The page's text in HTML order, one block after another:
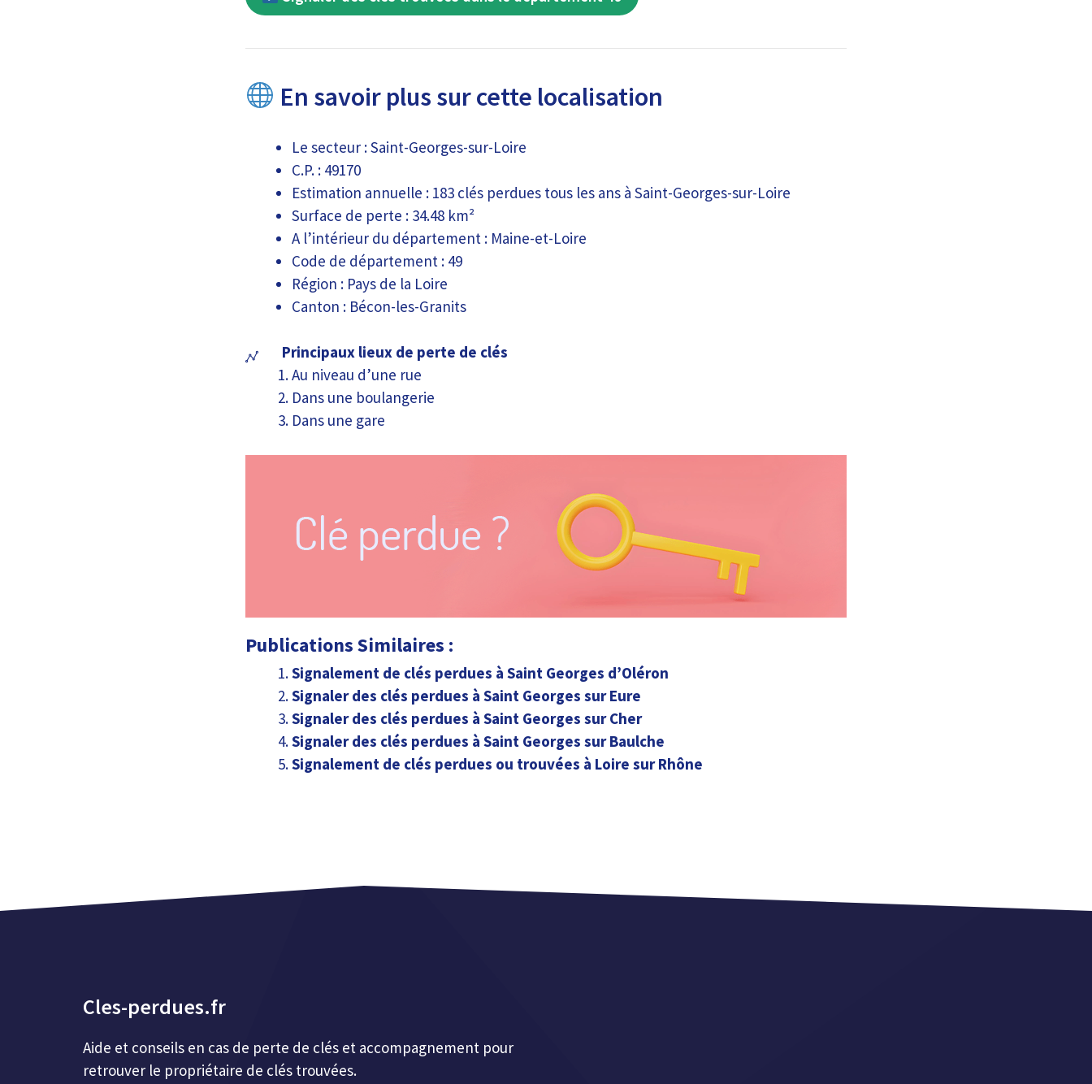
En savoir plus sur cette localisation
Le secteur : Saint-Georges-sur-Loire
C.P. : 49170
Estimation annuelle : 183 clés perdues tous les ans à Saint-Georges-sur-Loire
Surface de perte : 34.48 km²
A l’intérieur du département : Maine-et-Loire
Code de département : 49
Région : Pays de la Loire
Canton : Bécon-les-Granits
Principaux lieux de perte de clés
Au niveau d’une rue
Dans une boulangerie
Dans une gare
Publications Similaires :
Signalement de clés perdues à Saint Georges d’Oléron
Signaler des clés perdues à Saint Georges sur Eure
Signaler des clés perdues à Saint Georges sur Cher
Signaler des clés perdues à Saint Georges sur Baulche
Signalement de clés perdues ou trouvées à Loire sur Rhône
Cles-perdues.fr
Aide et conseils en cas de perte de clés et accompagnement pour
retrouver le propriétaire de clés trouvées.